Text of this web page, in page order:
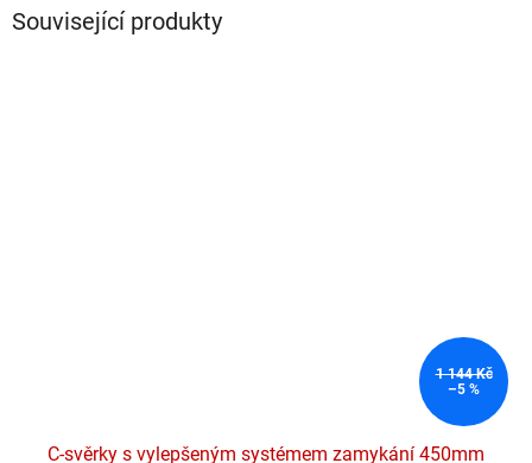
Související produkty
1 144 Kč
–5 %
C-svěrky s vylepšeným systémem zamykání 450mm